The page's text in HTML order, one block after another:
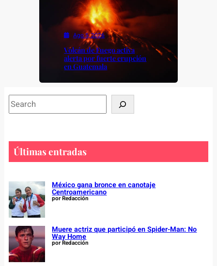
Ago 5, 2026
Volcán de Fuego activa
alerta por fuerte erupción
en Guatemala
S
e
r
h
Últimas entradas
México gana bronce en canotaje
Centroamericano
por Redacción
Muere actriz que participó en Spider-Man: No
Way Home
por Redacción